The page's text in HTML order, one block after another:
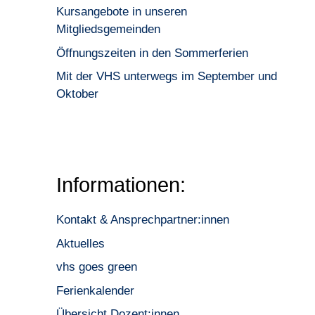
Kursangebote in unseren
Mitgliedsgemeinden
Öffnungszeiten in den Sommerferien
Mit der VHS unterwegs im September und
Oktober
Informationen:
Kontakt & Ansprechpartner:innen
Aktuelles
vhs goes green
Ferienkalender